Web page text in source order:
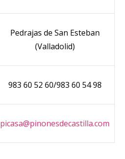
Pedrajas de San Esteban
(Valladolid)
983 60 52 60/983 60 54 98
picasa@pinonesdecastilla.com